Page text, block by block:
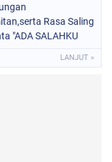
Rasa Saling
"ADA SALAHKU
LANJUT »